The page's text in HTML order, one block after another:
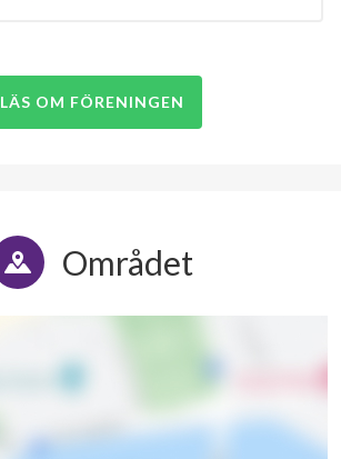
LÄS OM FÖRENINGEN
Området